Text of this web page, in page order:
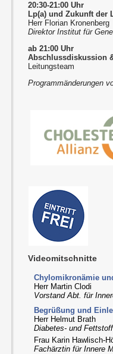
20:30-21:00 Uhr
Lp(a) und Zukunft der
Herr Florian Kronenberg
Direktor Institut für
ab 21:00 Uhr
Abschlussdiskussion
Leitungsteam
Programmänderungen
Videomitschnitte
Chylomikronämie
Herr Martin Clodi
Vorstand Abt. für
Begrüßung und
Herr Helmut Brath
Diabetes- und
Frau Karin Hawlisch-
Fachärztin für Innere